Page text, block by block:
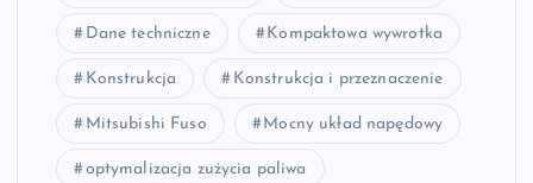
Dane techniczne Kompaktowa wywrotka
Konstrukcja Konstrukcja i przeznaczenie
Mitsubishi Fuso Mocny układ napędowy
optymalizacja zużycia paliwa